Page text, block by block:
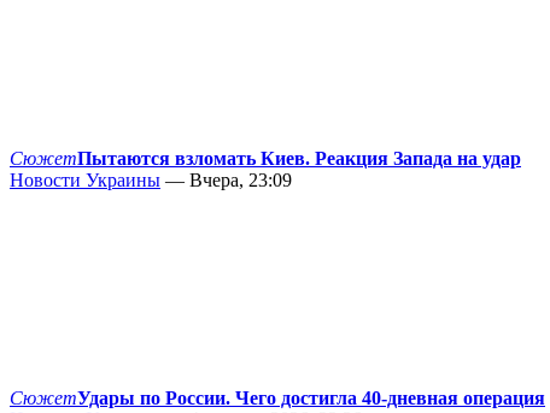
СюжетПытаются взломать Киев. Реакция Запада на удар
Новости Украины — Вчера, 23:09
СюжетУдары по России. Чего достигла 40-дневная операция